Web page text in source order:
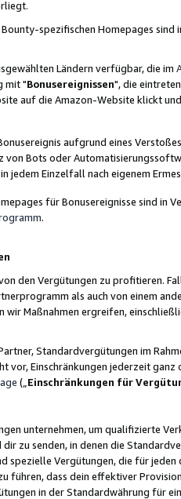
spezifischen Homepages
Ländern verfügbar, die im
mit "Bonusereignissen", die
auf die Amazon-Website klickt
aufgrund eines
Bots oder
jedem Einzelfall nach eigenem
für Bonusereignisse sind in
.
den Vergütungen zu profitieren.
als auch von einem
Maßnahmen ergreifen,
Standardvergütungen im
vor, Einschränkungen jederzeit
(„ Einschränkungen für
unternehmen, um qualifizierte
zu senden, in denen die
spezielle Vergütungen, die für
führen, dass dein effektiver
in der Standardwährung für